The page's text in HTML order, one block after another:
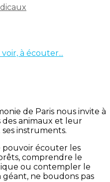
voir, à écouter...
de Paris nous invite à
des animaux et leur
instruments.
pouvoir écouter les
comprendre le
ou contempler le
ne boudons pas